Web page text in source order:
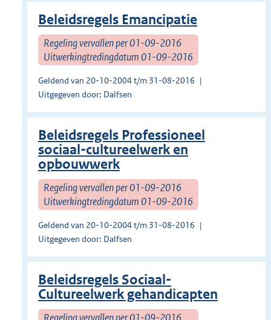
Beleidsregels Emancipatie
Regeling vervallen per 01-09-2016
Uitwerkingtredingdatum 01-09-2016
Geldend van 20-10-2004 t/m 31-08-2016
Uitgegeven door: Dalfsen
Beleidsregels Professioneel
sociaal-cultureelwerk en
opbouwwerk
Regeling vervallen per 01-09-2016
Uitwerkingtredingdatum 01-09-2016
Geldend van 20-10-2004 t/m 31-08-2016
Uitgegeven door: Dalfsen
Beleidsregels Sociaal-
Cultureelwerk gehandicapten